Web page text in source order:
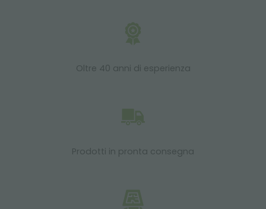
Oltre 40 anni di esperienza
Prodotti in pronta consegna